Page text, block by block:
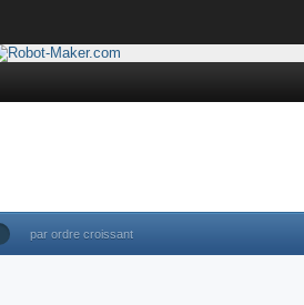
par ordre croissant